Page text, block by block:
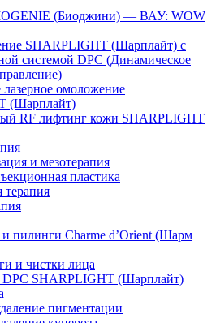
(Биоджини) — ВАУ: WOW
SHARPLIGHT (Шарплайт) с
системой DPC (Динамическое
омоложение
(Шарплайт)
RF лифтинг кожи SHARPLIGHT
и мезотерапия
пластика
терапия
пилинги Сharme d’Orient (Шарм
и чистки лица
DPC SHARPLIGHT (Шарплайт)
пигментации